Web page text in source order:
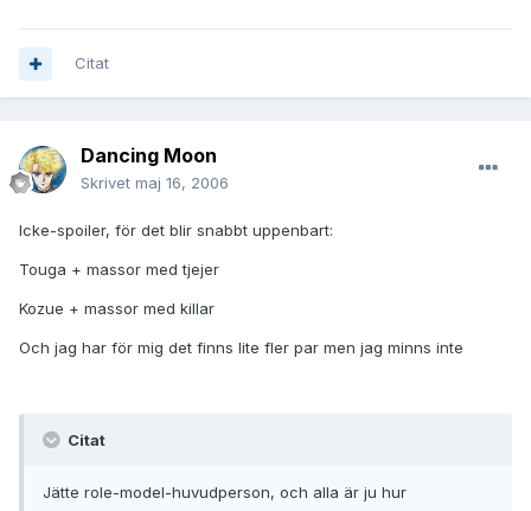
Citat
Dancing Moon
Skrivet maj 16, 2006
Icke-spoiler, för det blir snabbt uppenbart:
Touga + massor med tjejer
Kozue + massor med killar
Och jag har för mig det finns lite fler par men jag minns inte
Citat
Jätte role-model-huvudperson, och alla är ju hur